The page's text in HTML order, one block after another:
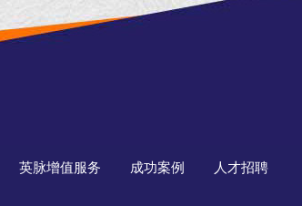
英脉增值服务 成功案例 人才招聘